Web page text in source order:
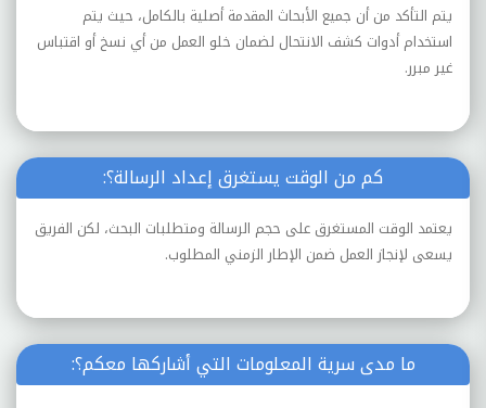
يتم التأكد من أن جميع الأبحاث المقدمة أصلية بالكامل، حيث يتم
استخدام أدوات كشف الانتحال لضمان خلو العمل من أي نسخ أو اقتباس
غير مبرر.
كم من الوقت يستغرق إعداد الرسالة؟:
يعتمد الوقت المستغرق على حجم الرسالة ومتطلبات البحث، لكن الفريق
يسعى لإنجاز العمل ضمن الإطار الزمني المطلوب.
ما مدى سرية المعلومات التي أشاركها معكم؟: